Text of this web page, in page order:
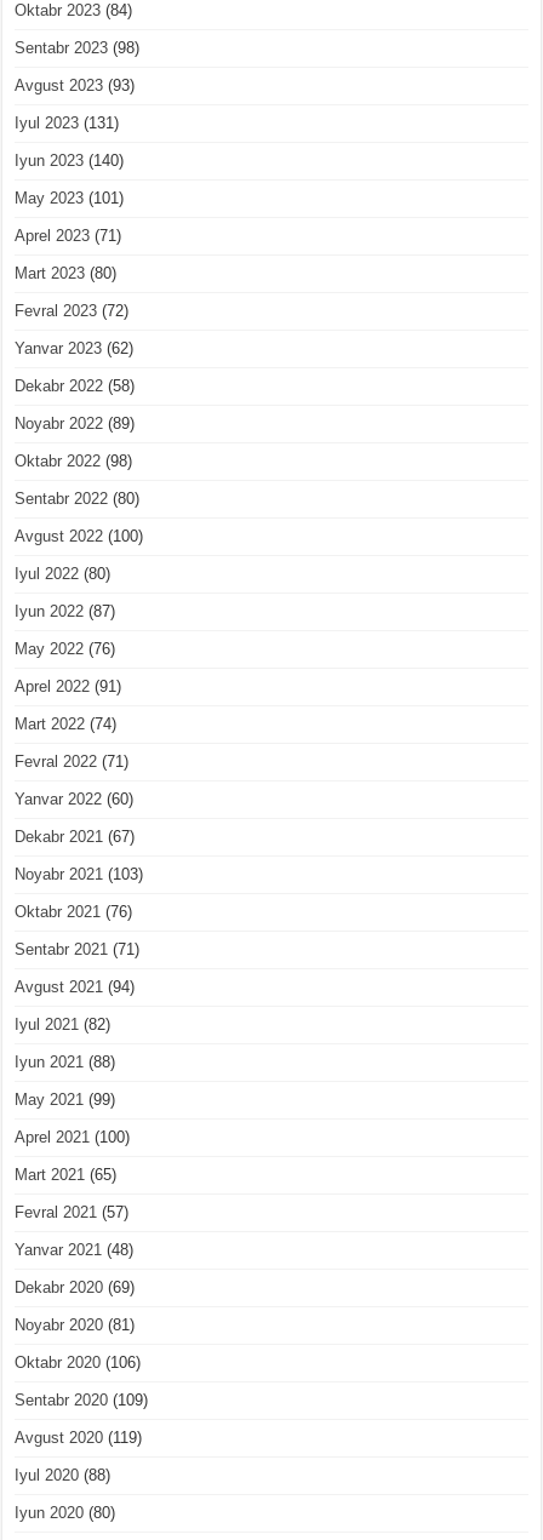
Oktabr 2023 (84)
Sentabr 2023 (98)
Avgust 2023 (93)
Iyul 2023 (131)
Iyun 2023 (140)
May 2023 (101)
Aprel 2023 (71)
Mart 2023 (80)
Fevral 2023 (72)
Yanvar 2023 (62)
Dekabr 2022 (58)
Noyabr 2022 (89)
Oktabr 2022 (98)
Sentabr 2022 (80)
Avgust 2022 (100)
Iyul 2022 (80)
Iyun 2022 (87)
May 2022 (76)
Aprel 2022 (91)
Mart 2022 (74)
Fevral 2022 (71)
Yanvar 2022 (60)
Dekabr 2021 (67)
Noyabr 2021 (103)
Oktabr 2021 (76)
Sentabr 2021 (71)
Avgust 2021 (94)
Iyul 2021 (82)
Iyun 2021 (88)
May 2021 (99)
Aprel 2021 (100)
Mart 2021 (65)
Fevral 2021 (57)
Yanvar 2021 (48)
Dekabr 2020 (69)
Noyabr 2020 (81)
Oktabr 2020 (106)
Sentabr 2020 (109)
Avgust 2020 (119)
Iyul 2020 (88)
Iyun 2020 (80)